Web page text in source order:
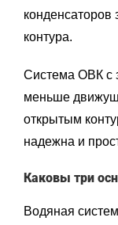
конденсаторов
контура.
Система ОВК с
меньше
открытым
надежна и
Каковы три
Водяная